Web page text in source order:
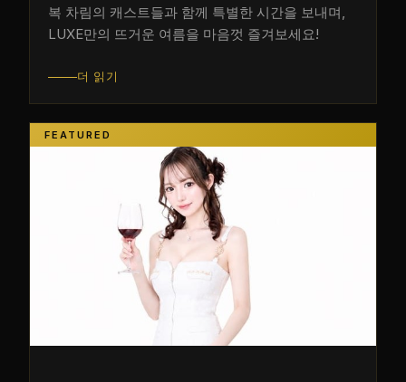
복 차림의 캐스트들과 함께 특별한 시간을 보내며,
LUXE만의 뜨거운 여름을 마음껏 즐겨보세요!
더 읽기
FEATURED